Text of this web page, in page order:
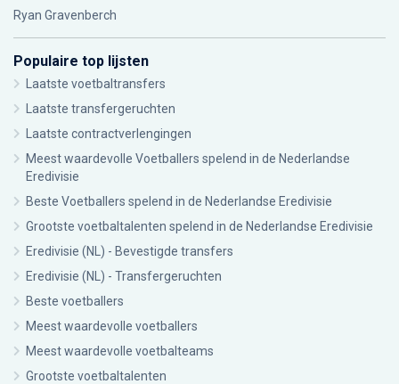
Ryan Gravenberch
Populaire top lijsten
Laatste voetbaltransfers
Laatste transfergeruchten
Laatste contractverlengingen
Meest waardevolle Voetballers spelend in de Nederlandse
Eredivisie
Beste Voetballers spelend in de Nederlandse Eredivisie
Grootste voetbaltalenten spelend in de Nederlandse Eredivisie
Eredivisie (NL) - Bevestigde transfers
Eredivisie (NL) - Transfergeruchten
Beste voetballers
Meest waardevolle voetballers
Meest waardevolle voetbalteams
Grootste voetbaltalenten